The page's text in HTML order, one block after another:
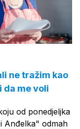
ne tražim kao
da me voli
od ponedjeljka
Anđelka" odmah